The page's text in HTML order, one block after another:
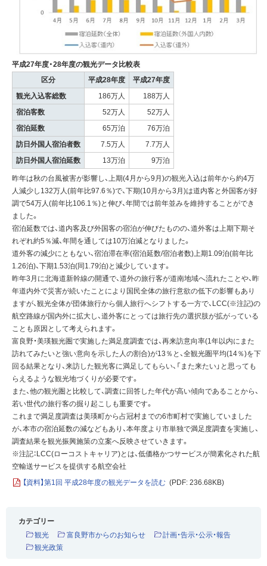
平成27年度・28年度の観光データ比較表
区分
平成28年度
平成27年度
観光入込客総数
186万人
188万人
宿泊客数
52万人
52万人
宿泊延数
65万泊
76万泊
訪日外国人宿泊者数
7.5万人
7.7万人
訪日外国人宿泊延数
13万泊 9万泊
昨年は秋の台風被害が影響し、上期(4月から9月)の観光入込は前年から約4万
人減少し132万人(前年比97.6％)で、下期(10月から3月)は道内客と外国客が好
調で54万人(前年比106.1％)と伸び、年間では前年並みを維持することができ
ました。
宿泊延数では、道内客及び外国客の宿泊が伸びたものの、道外客は上期下期そ
れぞれ約5％減、年間を通しては10万泊減となりました。
道外客の減少にともない、宿泊滞在率(宿泊延数/宿泊者数)上期1.09泊(前年比
1.26泊)、下期1.53泊(同1.79泊)と減少しています。
昨年3月に北海道新幹線の開通で、道外の旅行客が道南地域へ流れたことや、昨
年道内外で災害が続いたことにより国民全体の旅行意欲の低下の影響もあり
ますが、観光全体が団体旅行から個人旅行へシフトする一方で、LCC(※注記)の
航空路線が国内外に拡大し、道外客にとっては旅行先の選択肢が拡がっている
ことも原因として考えられます。
富良野・美瑛観光圏で実施した満足度調査では、再来訪意向率(1年以内にまた
訪れてみたいと強い意向を示した人の割合)が13％と、全観光圏平均(14％)を下
回る結果となり、来訪した観光客に満足してもらい、「また来たい」と思っても
らえるような観光地づくりが必要です。
また、他の観光圏と比較して、調査に回答した年代が高い傾向であることから、
若い世代の旅行客の掘り起こしも重要です。
これまで満足度調査は美瑛町から占冠村までの6市町村で実施していました
が、本市の宿泊延数の減などもあり、本年度より市単独で満足度調査を実施し、
調査結果を観光振興施策の立案へ反映させていきます。
※注記：LCC(ローコストキャリア)とは、低価格かつサービスが簡素化された航
空輸送サービスを提供する航空会社
【資料】第1回 平成28年度の観光データを読む (PDF: 236.68KB)
カテゴリー
観光
富良野市からのお知らせ
計画・告示・公示・報告
観光政策